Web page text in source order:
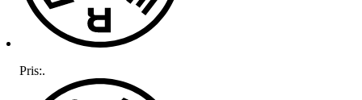
Pris:.